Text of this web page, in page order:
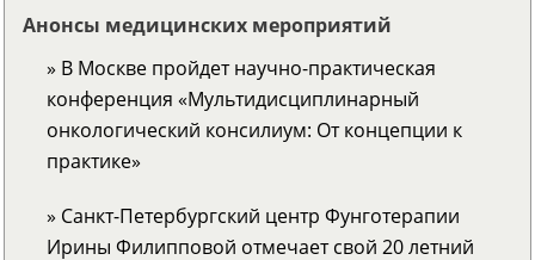
Анонсы медицинских мероприятий
» В Москве пройдет научно-практическая
конференция «Мультидисциплинарный
онкологический консилиум: От концепции к
практике»
» Санкт-Петербургский центр Фунготерапии
Ирины Филипповой отмечает свой 20 летний